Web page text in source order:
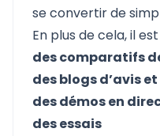
se convertir de
En plus de cela, il
des comparatifs
des blogs d’avis
des démos en
des essais